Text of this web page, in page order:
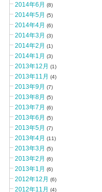
2014年6月 (8)
2014年5月 (5)
2014年4月 (6)
2014年3月 (3)
2014年2月 (1)
2014年1月 (3)
2013年12月 (1)
2013年11月 (4)
2013年9月 (7)
2013年8月 (5)
2013年7月 (6)
2013年6月 (5)
2013年5月 (7)
2013年4月 (11)
2013年3月 (5)
2013年2月 (6)
2013年1月 (6)
2012年12月 (6)
2012年11月 (4)